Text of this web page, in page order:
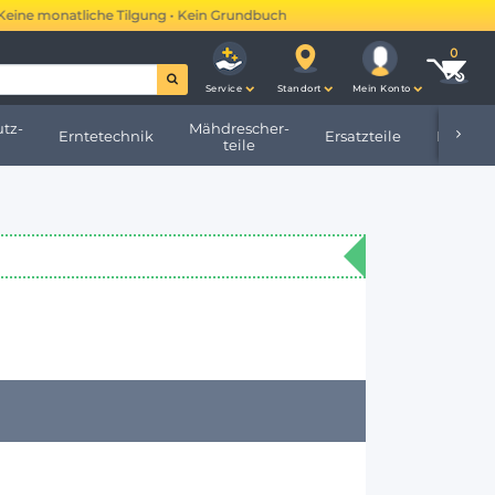
Tilgung • Kein Grundbucheintrag •
Service Standort Mein Konto
Erntetechnik
Mähdrescher-
teile
Ersatzteile